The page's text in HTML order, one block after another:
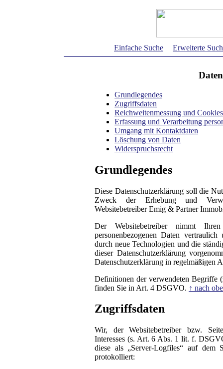
Einfache Suche | Erweiterte
Grundlegendes
Zugriffsdaten
Reichweitenmessung und Cookies
Erfassung und Verarbeitung
Umgang mit Kontaktdaten
Löschung von Daten
Widerspruchsrecht
Grundlegendes
Diese Datenschutzerklärung soll die
Zweck der Erhebung und
Websitebetreiber Emig & Partner
Der Websitebetreiber nimmt
personenbezogenen Daten
durch neue Technologien und die
dieser Datenschutzerklärung
Datenschutzerklärung in regelmäßigen
Definitionen der verwendeten Begriffe
finden Sie in Art. 4 DSGVO. ↑ nach
Zugriffsdaten
Wir, der Websitebetreiber bzw.
Interesses (s. Art. 6 Abs. 1 lit. f.
diese als „Server-Logfiles“ auf dem
protokolliert: